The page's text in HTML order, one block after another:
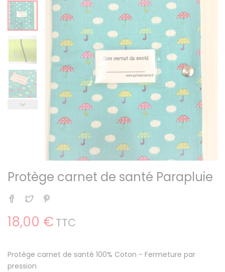
Protège carnet de santé Parapluie
Partager
Tweet
18,00 € TTC
Protège carnet de santé 100% Coton - Fermeture par
pression